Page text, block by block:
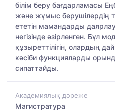
білім беру бағдарламасы
және жұмыс берушілердің
ететін мамандарды
негізінде әзірленген. Бұл
құзыреттілігін, олардың
кәсіби функцияларды
сипаттайды.
Академиялық дәреже
Магистратура